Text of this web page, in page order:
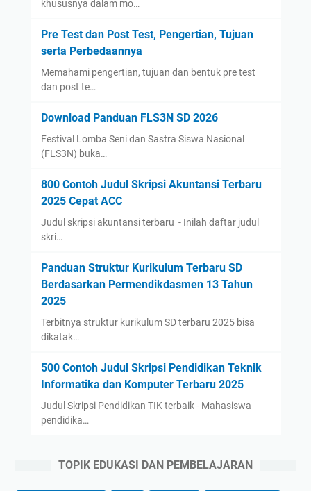
khususnya dalam mo…
Pre Test dan Post Test, Pengertian, Tujuan
serta Perbedaannya
Memahami pengertian, tujuan dan bentuk pre test
dan post te…
Download Panduan FLS3N SD 2026
Festival Lomba Seni dan Sastra Siswa Nasional
(FLS3N) buka…
800 Contoh Judul Skripsi Akuntansi Terbaru
2025 Cepat ACC
Judul skripsi akuntansi terbaru - Inilah daftar judul
skri…
Panduan Struktur Kurikulum Terbaru SD
Berdasarkan Permendikdasmen 13 Tahun
2025
Terbitnya struktur kurikulum SD terbaru 2025 bisa
dikatak…
500 Contoh Judul Skripsi Pendidikan Teknik
Informatika dan Komputer Terbaru 2025
Judul Skripsi Pendidikan TIK terbaik - Mahasiswa
pendidika…
TOPIK EDUKASI DAN PEMBELAJARAN